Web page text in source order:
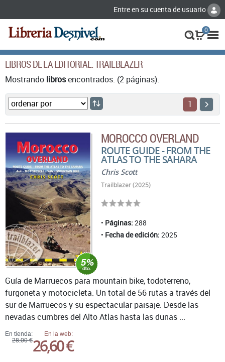
Entre en su cuenta de usuario
0
LIBROS DE LA EDITORIAL: TRAILBLAZER
Mostrando librosencontrados. (2 páginas).
1
MOROCCO OVERLAND
ROUTE GUIDE - FROM THE
ATLAS TO THE SAHARA
Chris Scott
Trailblazer (2025)
Páginas: 288
Fecha de edición: 2025
En tienda:
28,00 €
En la web:
26,60 €
Guía de Marruecos para mountain bike, todoterreno,
furgoneta y motocicleta. Un total de 56 rutas a través del
sur de Marruecos y su espectacular paisaje. Desde las
nevadas cumbres del Alto Atlas hasta las dunas ...